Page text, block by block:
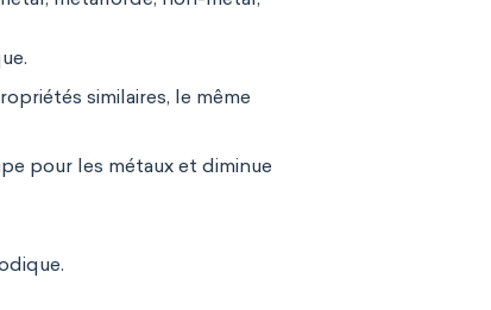
similaires, le même
pour les métaux et diminue